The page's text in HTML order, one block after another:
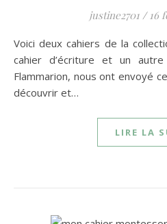
justine2701 / 16
Voici deux cahiers de la collection » Je suis en CP « . Un
cahier d’écriture et un
Flammarion, nous ont envoyé
découvrir et…
LIRE LA